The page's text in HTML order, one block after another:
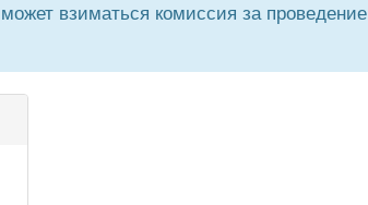
взиматься комиссия за проведение